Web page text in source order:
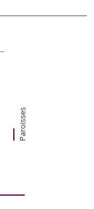
Paroisses